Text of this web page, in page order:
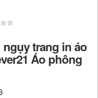
trang in áo
Áo phông